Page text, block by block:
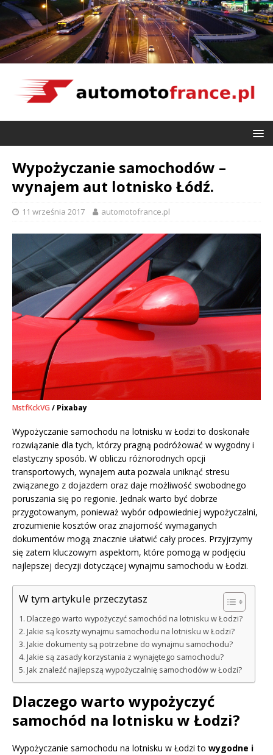
Wypożyczanie samochodów –
wynajem aut lotnisko Łódź.
11 września 2017 automotofrance.pl
MstfKckVG / Pixabay
Wypożyczanie samochodu na lotnisku w Łodzi to doskonałe
rozwiązanie dla tych, którzy pragną podróżować w wygodny i
elastyczny sposób. W obliczu różnorodnych opcji
transportowych, wynajem auta pozwala uniknąć stresu
związanego z dojazdem oraz daje możliwość swobodnego
poruszania się po regionie. Jednak warto być dobrze
przygotowanym, ponieważ wybór odpowiedniej wypożyczalni,
zrozumienie kosztów oraz znajomość wymaganych
dokumentów mogą znacznie ułatwić cały proces. Przyjrzymy
się zatem kluczowym aspektom, które pomogą w podjęciu
najlepszej decyzji dotyczącej wynajmu samochodu w Łodzi.
W tym artykule przeczytasz
Dlaczego warto wypożyczyć samochód na lotnisku w Łodzi?
Jakie są koszty wynajmu samochodu na lotnisku w Łodzi?
Jakie dokumenty są potrzebne do wynajmu samochodu?
Jakie są zasady korzystania z wynajętego samochodu?
Jak znaleźć najlepszą wypożyczalnię samochodów w Łodzi?
Dlaczego warto wypożyczyć
samochód na lotnisku w Łodzi?
Wypożyczanie samochodu na lotnisku w Łodzi to wygodne i